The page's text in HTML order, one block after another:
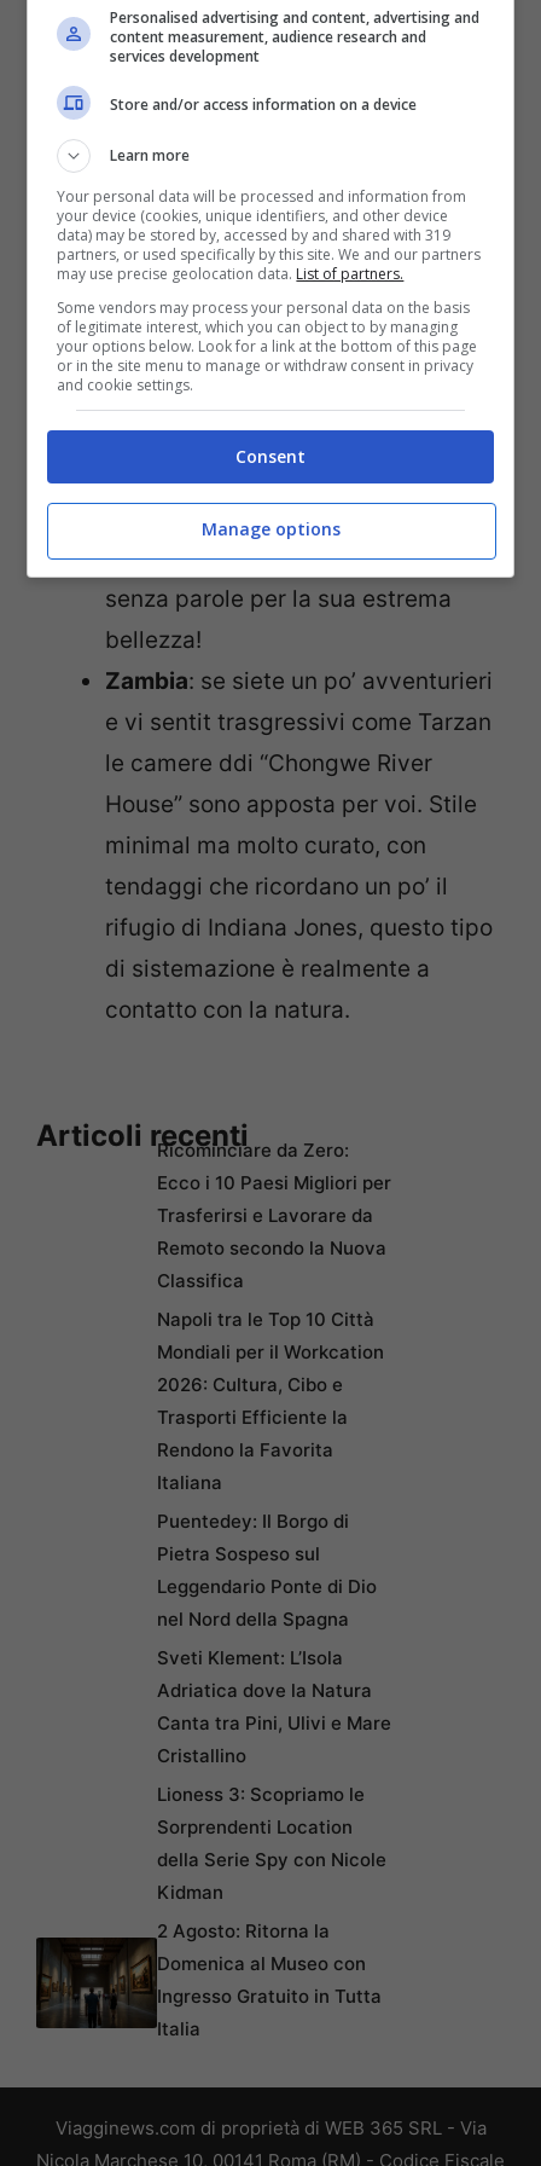
come stile, ma l’ambientazione e il
paesaggio circostante è
completametne diverso. Immaginate
un letto a baldacchino con delle
tende bianche e attorno a voi il
fascino della natura africana con
tanto di vista dall’alto visto che le
camere del “Lions Sand” si trovano
sugli alberi!
Maldive
letti protetti da palme e sistemati
spiaggia, e che spiagge…L’hotel
Jumeirah Dhevanafushi vi lascerà
senza parole per la sua estrema
bellezza!
Zambia: se siete un po’ avventurieri
e vi sentit trasgressivi come Tarzan
le camere ddi “Chongwe River
House” sono apposta per voi. Stile
minimal ma molto curato, con
tendaggi che ricordano un po’ il
rifugio di Indiana Jones, questo tipo
di sistemazione è realmente a
contatto con la natura.
Articoli recentiRicominciare da Zero:
Ecco i 10 Paesi Migliori per
Trasferirsi e Lavorare da
Remoto secondo la Nuova
Classifica
Napoli tra le Top 10 Città
Mondiali per il Workcation
2026: Cultura, Cibo e
Trasporti Efficiente la
Rendono la Favorita
Italiana
Puentedey: Il Borgo di
Pietra Sospeso sul
Leggendario Ponte di Dio
nel Nord della Spagna
Sveti Klement: L’Isola
Adriatica dove la Natura
Canta tra Pini, Ulivi e Mare
Cristallino
Lioness 3: Scopriamo le
Sorprendenti Location
della Serie Spy con Nicole
Kidman
2 Agosto: Ritorna la
Domenica al Museo con
Ingresso Gratuito in Tutta
Italia
Viagginews.com di proprietà di WEB 365 SRL - Via
Nicola Marchese 10, 00141 Roma (RM) - Codice Fiscale
Personalised advertising and content, advertising and
content measurement, audience research and
services development
Store and/or access information on a device
Learn more
Your personal data will be processed and information from
your device (cookies, unique identifiers, and other device
data) may be stored by, accessed by and shared with 319
partners, or used specifically by this site. We and our partners
may use precise geolocation data. List of partners.
Some vendors may process your personal data on the basis
of legitimate interest, which you can object to by managing
your options below. Look for a link at the bottom of this page
or in the site menu to manage or withdraw consent in privacy
and cookie settings.
Consent
Manage options